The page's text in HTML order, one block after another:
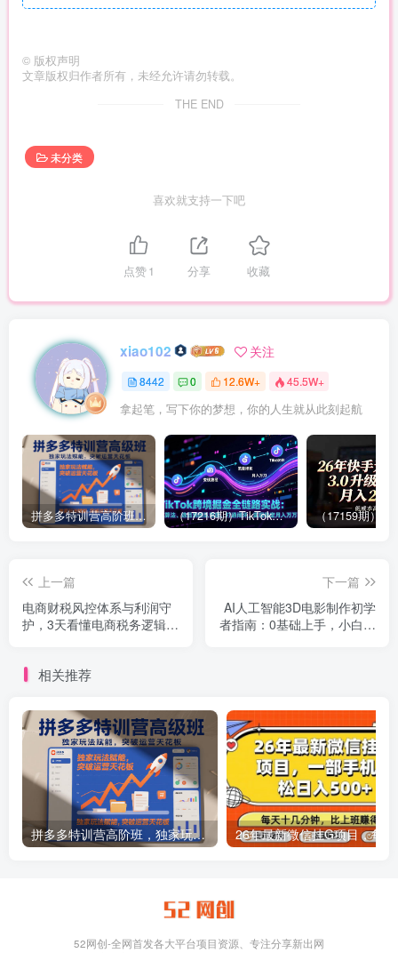
© 版权声明
文章版权归作者所有，未经允许请勿转载。
THE END
未分类
喜欢就支持一下吧
点赞1 分享 收藏
xiao102 关注
8442 0 12.6W+ 45.5W+
拿起笔，写下你的梦想，你的人生就从此刻起航
拼多多特训营高阶班，独家玩法赋能，突破运营天花板（更新26年1月） （17216期）TikTok跨境掘金全链路实战：从算法、选品到团队管理，打通闭环，实现稳定月入万刀
上一篇
电商财税风控体系与利润守
护，3天看懂电商税务逻辑，
下一篇
AI人工智能3D电影制作初学
者指南：0基础上手，小白也
相关推荐
拼多多特训营高阶班，独家玩法赋能，突破运营天花板（更新26年1月）
52网创-全网首发各大平台项目资源、专注分享新出网